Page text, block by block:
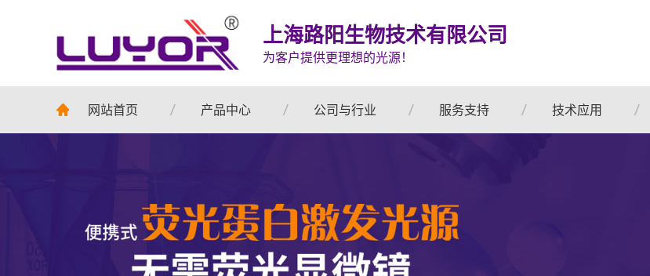
上海路阳生物技术有限公司
为客户提供更理想的光源！
网站首页 产品中心 公司与行业 服务支持 技术应用